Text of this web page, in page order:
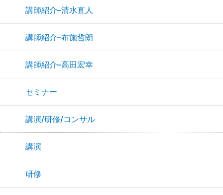
講師紹介–清水直人
講師紹介–布施哲朗
講師紹介–高田宏幸
セミナー
講演/研修/コンサル
講演
研修